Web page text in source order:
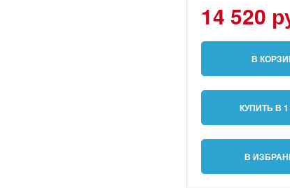
14 520
В
КУПИТЬ В
В